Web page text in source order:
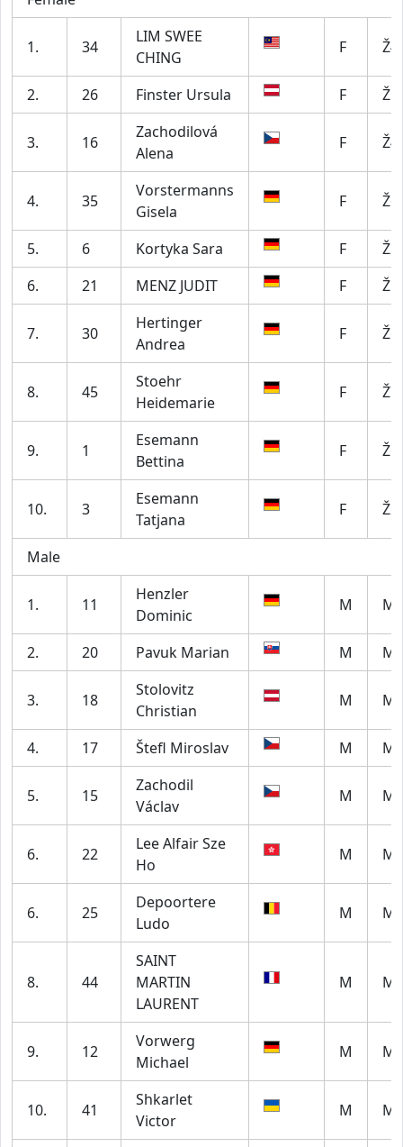
1. 34
LIM SWEE
CHING
F
2. 26 Finster Ursula F
3. 16
Zachodilová
Alena
F
4. 35
Vorstermanns
Gisela
F
5. 6 Kortyka Sara F
6.
21 MENZ JUDIT F
7. 30
Hertinger
Andrea
F
8. 45
Stoehr
Heidemarie
F
9. 1
Esemann
Bettina
F
10. 3
Esemann
Tatjana
F
Male
1. 11
Henzler
Dominic
M
2. 20 Pavuk Marian M
3. 18
Stolovitz
Christian
M
4. 17 Štefl Miroslav M
5. 15
Zachodil
Václav
M
6. 22
Lee Alfair Sze
Ho
M
6. 25
Depoortere
Ludo
M
8. 44
SAINT
MARTIN
LAURENT
M
9. 12
Vorwerg
Michael
M
10. 41
Shkarlet
Victor
M